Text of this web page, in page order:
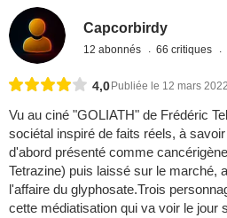
Capcorbirdy
12 abonnés 66 critiques
4,0 Publiée le 12 mars 2022
Vu au ciné "GOLIATH" de Frédéric
sociétal inspiré de faits réels, à
d'abord présenté comme
Tetrazine) puis laissé sur le marché,
l'affaire du glyphosate.Trois
cette médiatisation qui va voir le jour